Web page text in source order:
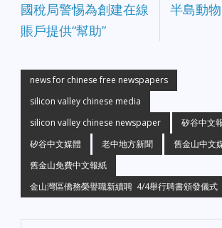
國稅局警惕為創建在線
賬戶提供“幫助”
半島動
news for chinese free newspapers
silicon valley chinese media
silicon valley chinese newspaper
矽谷中文
矽谷中文媒體
老中地方新聞
舊金山中文
舊金山免費中文報紙
金山灣區僑務榮譽職新續聘 4/4舉行聘書頒發儀式